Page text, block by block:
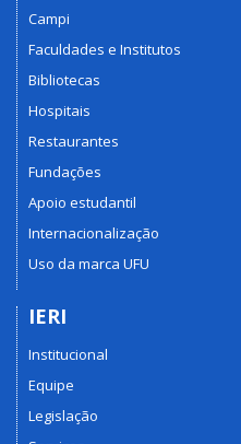
Campi
Faculdades e Institutos
Bibliotecas
Hospitais
Restaurantes
Fundações
Apoio estudantil
Internacionalização
Uso da marca UFU
IERI
Institucional
Equipe
Legislação